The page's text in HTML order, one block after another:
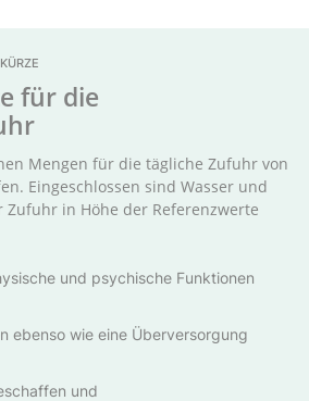
für die
Mengen für die tägliche Zufuhr von
Eingeschlossen sind Wasser und
in Höhe der Referenzwerte
und psychische Funktionen
ebenso wie eine Überversorgung
und